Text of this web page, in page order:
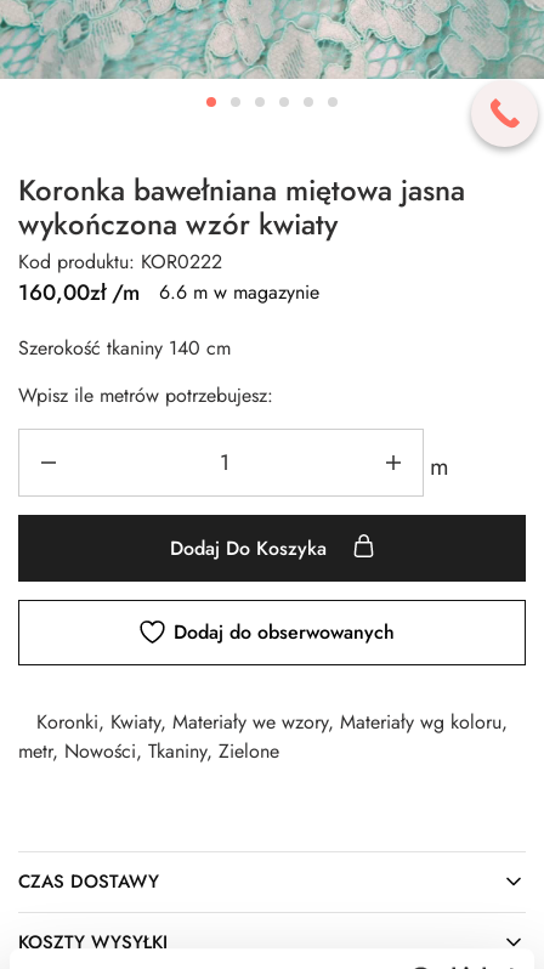
Koronka bawełniana miętowa jasna
wykończona wzór kwiaty
Kod produktu: KOR0222
160,00zł/m
6.6 m w magazynie
Szerokość tkaniny 140 cm
Wpisz ile metrów potrzebujesz:
m
Dodaj Do Koszyka
Dodaj do obserwowanych
Koronki, Kwiaty, Materiały we wzory, Materiały wg koloru,
metr, Nowości, Tkaniny, Zielone
CZAS DOSTAWY
KOSZTY WYSYŁKI